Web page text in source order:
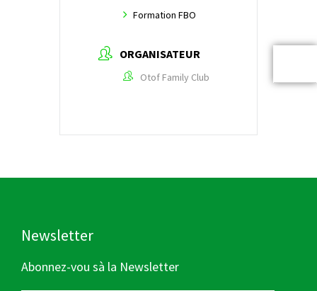
Formation FBO
ORGANISATEUR
Otof Family Club
Newsletter
Abonnez-vou sà la Newsletter